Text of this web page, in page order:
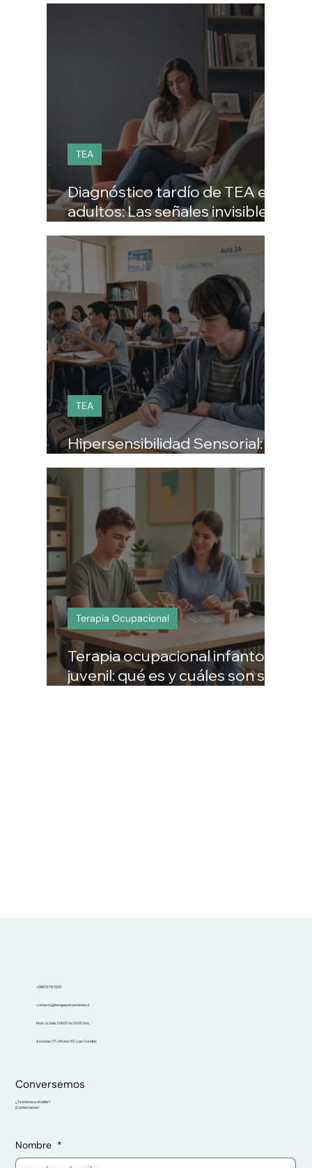
Diagnóstico tardío de TEA en
adultos: Las señales invisibles
que explican años de
agotamiento social.
TEA
Hipersensibilidad Sensorial:
Cuando el ruido del aula duele
TEA
Terapia ocupacional infanto-
juvenil: qué es y cuáles son sus
Terapia Ocupacional
+569 5178 1523
contacto@terapeuticamente.cl
Mon. to Sab. 09:00 to 21:00 hrs.
Asturias 171, oficina 101, Las Condes
Conversemos
¿Te interesa el taller?
¡Contáctanos!
Nombre *